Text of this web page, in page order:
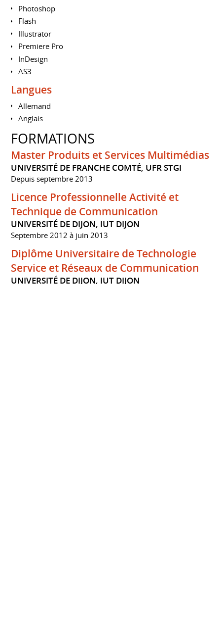
Photoshop
Flash
Illustrator
Premiere Pro
InDesign
AS3
Langues
Allemand
Anglais
FORMATIONS
Master Produits et Services Multimédias
UNIVERSITÉ DE FRANCHE COMTÉ, UFR STGI
Depuis septembre 2013
Licence Professionnelle Activité et
Technique de Communication
UNIVERSITÉ DE DIJON, IUT DIJON
Septembre 2012 à juin 2013
Diplôme Universitaire de Technologie
Service et Réseaux de Communication
UNIVERSITÉ DE DIJON, IUT DIJON